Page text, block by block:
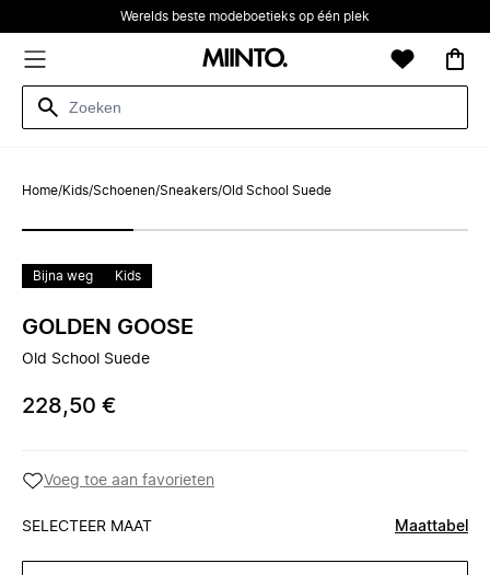
Werelds beste modeboetieks op één plek
Home/Kids/Schoenen/Sneakers/Old School Suede
Bijna weg Kids
GOLDEN GOOSE
Old School Suede
228,50 €
Voeg toe aan favorieten
SELECTEER MAAT Maattabel